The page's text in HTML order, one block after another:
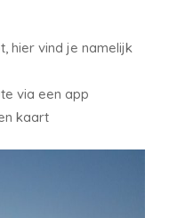
hier vind je namelijk
via een app
kaart